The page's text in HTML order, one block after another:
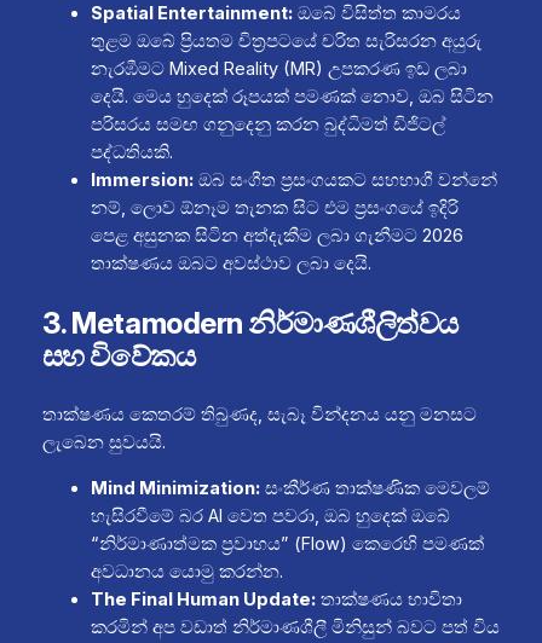
Spatial Entertainment:ඔබේ විසිත්ත කාමරය
තුළම ඔබේ ප්‍රියතම චිත්‍රපටයේ චරිත සැරිසරන අයුරු
නැරඹීමට Mixed Reality (MR) උපකරණ ඉඩ ලබා
දෙයි. මෙය හුදෙක් රූපයක් පමණක් නොව, ඔබ සිටින
පරිසරය සමඟ ගනුදෙනු කරන බුද්ධිමත් ඩිජිටල්
පද්ධතියකි.
Immersion:ඔබ සංගීත ප්‍රසංගයකට සහභාගී වන්නේ
නම්, ලොව ඕනෑම තැනක සිට එම ප්‍රසංගයේ ඉදිරි
පෙළ අසුනක සිටින අත්දැකීම ලබා ගැනීමට 2026
තාක්ෂණය ඔබට අවස්ථාව ලබා දෙයි.
3. Metamodern නිර්මාණශීලිත්වය
සහ විවේකය
තාක්ෂණය කෙතරම් තිබුණද, සැබෑ වින්දනය යනු මනසට
ලැබෙන සුවයයි.
Mind Minimization:සංකීර්ණ තාක්ෂණික මෙවලම්
හැසිරවීමේ බර AI වෙත පවරා, ඔබ හුදෙක් ඔබේ
“නිර්මාණාත්මක ප්‍රවාහය” (Flow) කෙරෙහි පමණක්
අවධානය යොමු කරන්න.
The Final Human Update:තාක්ෂණය භාවිතා
කරමින් අප වඩාත් නිර්මාණශීලී මිනිසුන් බවට පත් විය